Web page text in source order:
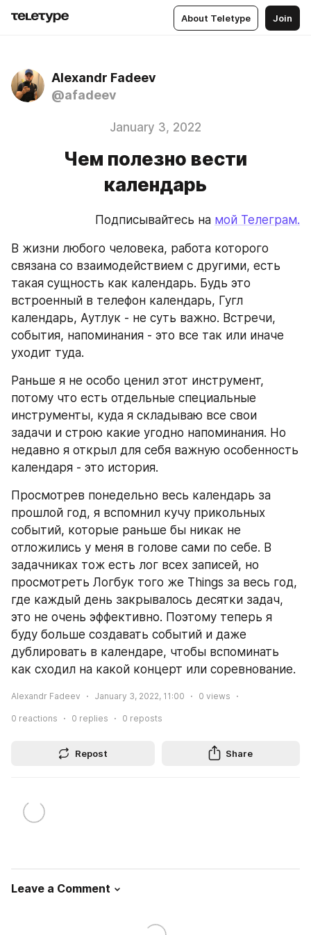
About Teletype Join
Alexandr Fadeev
@afadeev
January 3, 2022
Чем полезно вести
календарь
Подписывайтесь на мой Телеграм.
В жизни любого человека, работа которого
связана со взаимодействием с другими, есть
такая сущность как календарь. Будь это
встроенный в телефон календарь, Гугл
календарь, Аутлук - не суть важно. Встречи,
события, напоминания - это все так или иначе
уходит туда.
Раньше я не особо ценил этот инструмент,
потому что есть отдельные специальные
инструменты, куда я складываю все свои
задачи и строю какие угодно напоминания. Но
недавно я открыл для себя важную особенность
календаря - это история.
Просмотрев понедельно весь календарь за
прошлой год, я вспомнил кучу прикольных
событий, которые раньше бы никак не
отложились у меня в голове сами по себе. В
задачниках тож есть лог всех записей, но
просмотреть Логбук того же Things за весь год,
где каждый день закрывалось десятки задач,
это не очень эффективно. Поэтому теперь я
буду больше создавать событий и даже
дублировать в календаре, чтобы вспоминать
как сходил на какой концерт или соревнование.
Alexandr Fadeev January 3, 2022, 11:00 0 views
0 reactions 0 replies 0 reposts
Repost Share
Leave a Comment